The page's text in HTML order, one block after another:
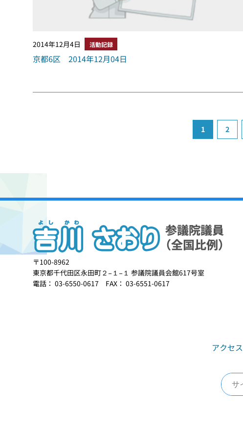
2014年12月4日 活動記録
京都6区 2014年12月04日
1 2
〒100-8962
東京都千代田区永田町２−１−１ 参議院議員会館617号室
電話： 03-6550-0617 FAX： 03-6551-0617
アクセス